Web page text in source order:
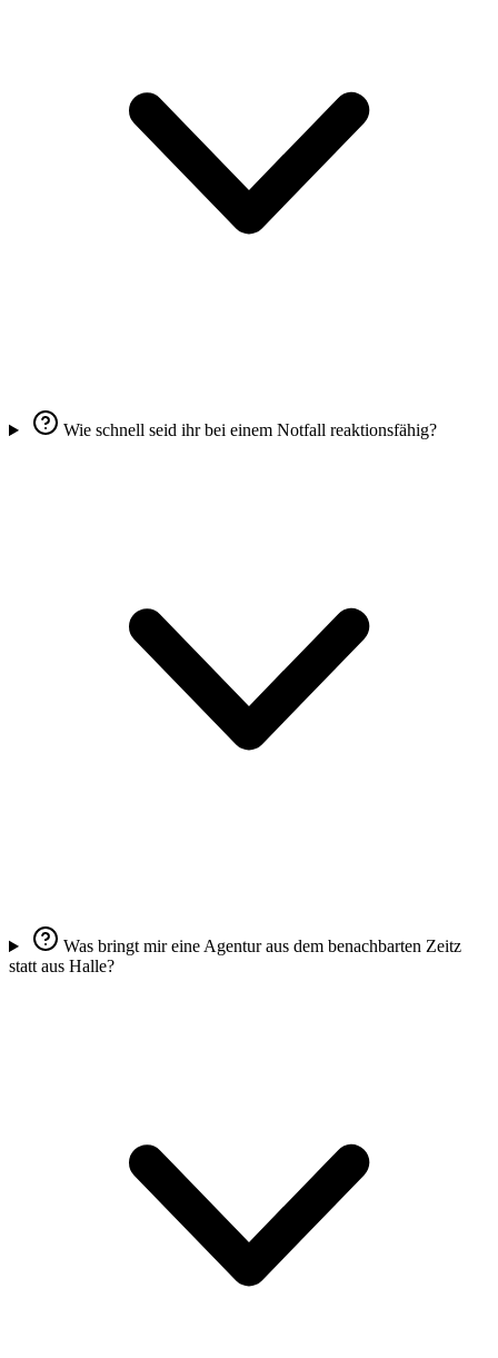
Wie schnell seid ihr bei einem Notfall reaktionsfähig?
Was bringt mir eine Agentur aus dem benachbarten Zeitz
statt aus Halle?